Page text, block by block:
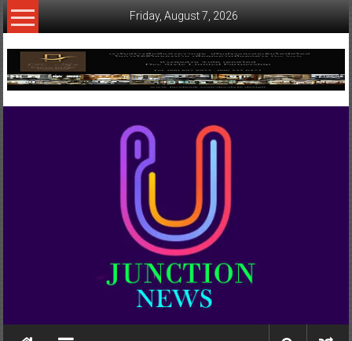
Skip
to
Friday, August 7, 2026
www.ujunctionnews.com
เว็บ
ข่าว